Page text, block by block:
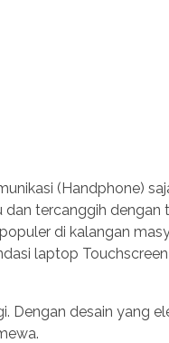
(Handphone)
tercanggih dengan
di kalangan
laptop
Dengan desain yang